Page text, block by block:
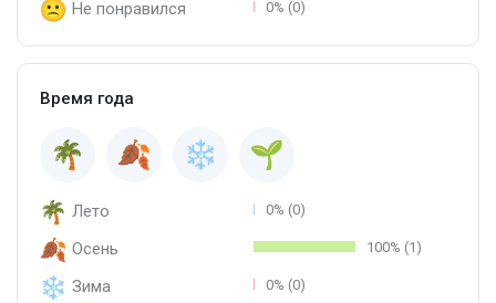
Не понравился 0% (0)
Время года
Лето 0% (0)
Осень 100% (1)
Зима 0% (0)